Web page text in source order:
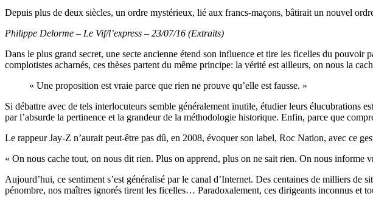
Depuis plus de deux siècles, un ordre mystérieux, lié aux francs-maçons, bâtirait un nouvel
Philippe Delorme – Le Vif/l’express – 23/07/16 (Extraits)
Dans le plus grand secret, une secte ancienne étend son influence et tire les ficelles du
complotistes acharnés, ces thèses partent du même principe: la vérité est ailleurs, on nous la
« Une proposition est vraie parce que rien ne prouve qu’elle est fausse. »
Si débattre avec de tels interlocuteurs semble généralement inutile, étudier leurs élucubrations
par l’absurde la pertinence et la grandeur de la méthodologie historique. Enfin, parce que
Le rappeur Jay-Z n’aurait peut-être pas dû, en 2008, évoquer son label, Roc Nation, avec ce
« On nous cache tout, on nous dit rien. Plus on apprend, plus on ne sait rien. On nous informe
Aujourd’hui, ce sentiment s’est généralisé par le canal d’Internet. Des centaines de milliers
pénombre, nos maîtres ignorés tirent les ficelles… Paradoxalement, ces dirigeants inconnus et